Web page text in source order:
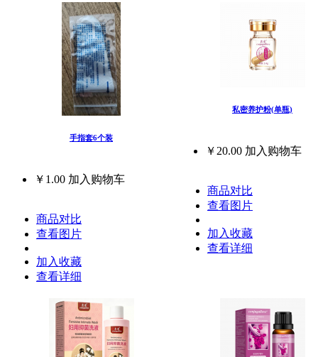
手指套6个装
￥1.00 加入购物车
商品对比
查看图片
加入收藏
查看详细
私密养护粉(单瓶)
￥20.00 加入购物车
商品对比
查看图片
加入收藏
查看详细